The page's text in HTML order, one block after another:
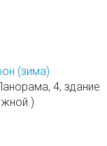
(зима)
4, здание